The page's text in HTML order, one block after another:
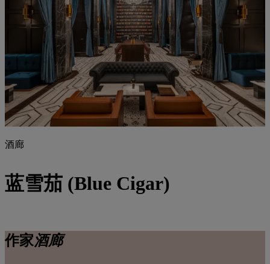
酒廊
蓝雪茄 (Blue Cigar)
作家酒廊